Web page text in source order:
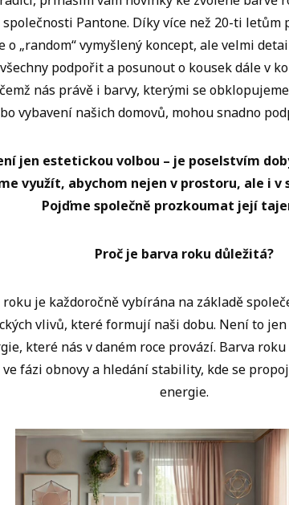
Pantone. Díky více než 20-ti letům
o „random“ vymyšlený koncept, ale velmi
podpořit a posunout o kousek dále v
nás právě i barvy, kterými se
vybavení našich domovů, mohou snadno
jen estetickou volbou – je poselstvím
využít, abychom nejen v prostoru, ale i
Pojďme společně prozkoumat její
Proč je barva roku důležitá?
roku je každoročně vybírána na základě
vlivů, které formují naši dobu. Není to
které nás v daném roce provází. Barva
ve fázi obnovy a hledání stability, kde se
energie.